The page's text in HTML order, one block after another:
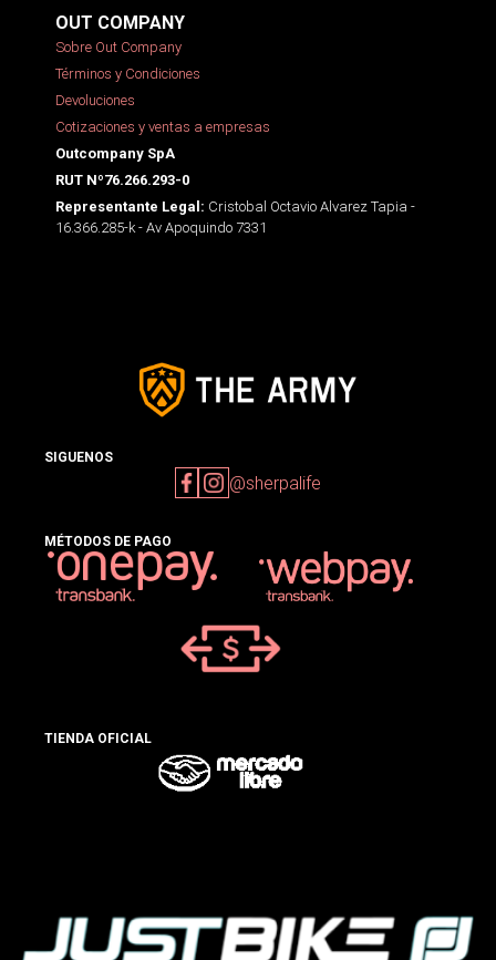
OUT COMPANY
Sobre Out Company
Términos y Condiciones
Devoluciones
Cotizaciones y ventas a empresas
Outcompany SpA
RUT Nº76.266.293-0
Representante Legal: Cristobal Octavio Alvarez Tapia -
16.366.285-k - Av Apoquindo 7331
SIGUENOS
@sherpalife
MÉTODOS DE PAGO
TIENDA OFICIAL